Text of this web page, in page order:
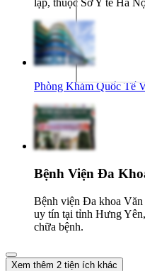
lập, thuộc Sở Y tế Hà
Phòng Khám Quốc Tế
Bệnh Viện Đa
Bệnh viện Đa khoa
uy tín tại tỉnh Hưng
chữa bệnh.
Xem thêm 2 tiện ích khác